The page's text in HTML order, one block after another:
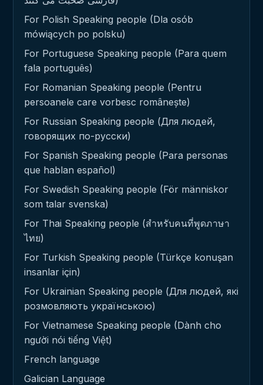
For Polish Speaking people (Dla osób
mówiących po polsku)
For Portuguese Speaking people (Para quem
fala português)
For Romanian Speaking people (Pentru
persoanele care vorbesc românește)
For Russian Speaking people (Для людей,
говорящих по-русски)
For Spanish Speaking people (Para personas
que hablan español)
For Swedish Speaking people (För människor
som talar svenska)
For Thai Speaking people (สำหรับคนที่พูดภาษา
ไทย)
For Turkish Speaking people (Türkçe konuşan
insanlar için)
For Ukrainian Speaking people (Для людей, які
розмовляють українською)
For Vietnamese Speaking people (Dành cho
người nói tiếng Việt)
French language
Galician Language